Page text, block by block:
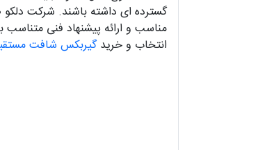
گسترده ای داشته باشند. شرکت
مناسب و ارائه پیشنهاد فنی متناسب
انتخاب و خریدگیربکس شافت